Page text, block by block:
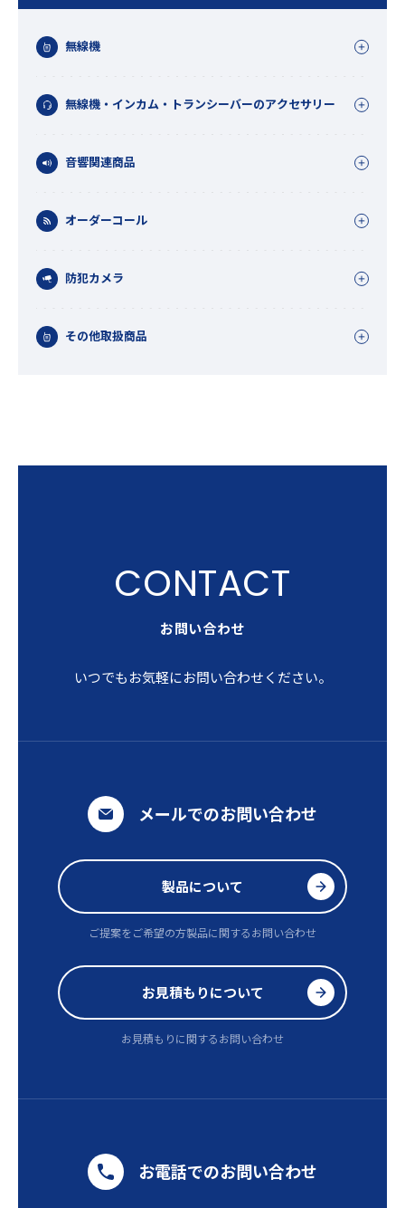
無線機
無線機・インカム・トランシーバーのアクセサリー
音響関連商品
オーダーコール
防犯カメラ
その他取扱商品
お問い合わせ
いつでもお気軽にお問い合わせください。
メールでのお問い合わせ
製品について
ご提案をご希望の方製品に関するお問い合わせ
お見積もりについて
お見積もりに関するお問い合わせ
お電話でのお問い合わせ